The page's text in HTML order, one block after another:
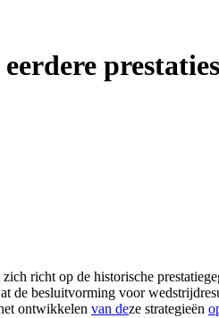
richt op de historische
besluitvorming voor
ontwikkelen van deze strategieën